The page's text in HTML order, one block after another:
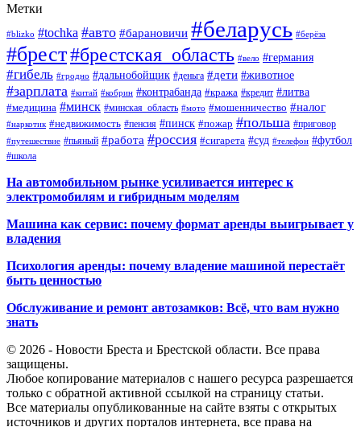
Метки
#blizko #tochka #авто #барановичи #беларусь #берёза
#брест#брестская_область #вело #германия
#гибель #гродно #дальнобойщик #деньга #дети #животное
#зарплата #китай #кобрин #контрабанда #кража #кредит #литва
#медицина #минск #минская_область #мото #мошенничество #налог
#наркотик #недвижимость #пенсия #пинск #пожар #польша #приговор
#путешествие #пьяный #работа #россия #сигарета #суд #телефон #футбол
#школа
На автомобильном рынке усиливается интерес к
электромобилям и гибридным моделям
Машина как сервис: почему формат аренды выигрывает у
владения
Психология аренды: почему владение машиной перестаёт
быть ценностью
Обслуживание и ремонт автозамков: Всё, что вам нужно
знать
© 2026 - Новости Бреста и Брестской области. Все права
защищены.
Любое копирование материалов с нашего ресурса разрешается
только с обратной активной ссылкой на страницу статьи.
Все материалы опубликованные на сайте взяты с открытых
источников и других порталов интернета, все права на